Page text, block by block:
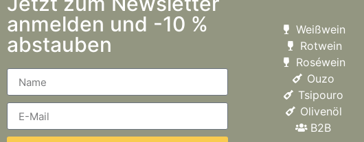
anmelden und -10 %
abstauben
Weißwein
Rotwein
Roséwein
Ouzo
Tsipouro
Olivenöl
B2B